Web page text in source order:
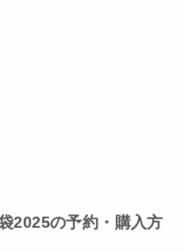
2025の予約・購入方